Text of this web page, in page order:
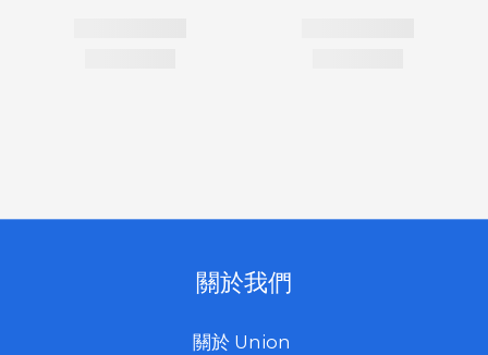
關於我們
關於 Union